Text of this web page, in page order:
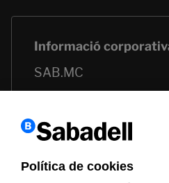
Política de cookies